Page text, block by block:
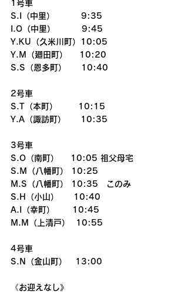
1号車
S.I（中里）         9:35
I.O（中里）         9:45
Y.KU（久米川町）10:05
Y.M（廻田町）    10:20
S.S（恩多町）     10:40
2号車
S.T（本町）       10:15
Y.A（諏訪町）     10:35
3号車
S.O（南町）    10:05 祖父母宅
S.M（八幡町） 10:25
M.S（八幡町） 10:35　このみ
S.H（小山）     10:40
A.I（幸町）      10:45
M.M（上清戸）  10:55
4号車
S.N（金山町）　13:00
《お迎えなし》